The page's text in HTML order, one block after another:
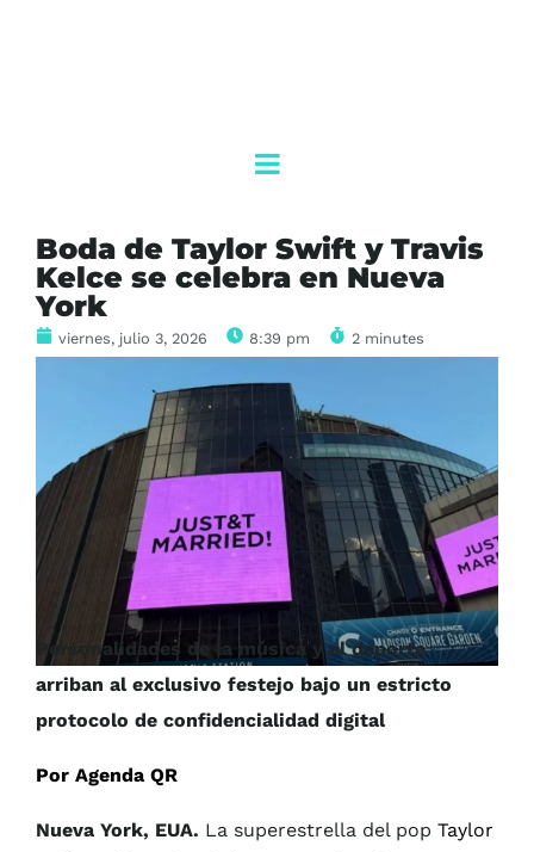
Boda de Taylor Swift y Travis
Kelce se celebra en Nueva
York
viernes, julio 3, 2026 8:39 pm 2 minutes
Personalidades de la música y el deporte
arriban al exclusivo festejo bajo un estricto
protocolo de confidencialidad digital
Por Agenda QR
Nueva York, EUA. La superestrella del pop Taylor